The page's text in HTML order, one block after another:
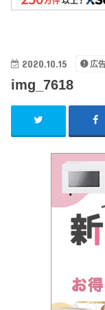
2020.10.15 広
img_7618